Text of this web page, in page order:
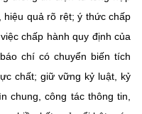
quả rõ rệt; ý thức chấp
chấp hành quy định của
chí có chuyển biến tích
chất; giữ vững kỷ luật, kỷ
chung, công tác thông tin,